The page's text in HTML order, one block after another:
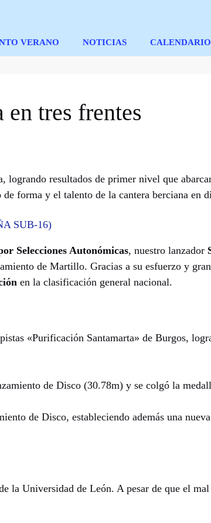
VERANO NOTICIAS CALENDARIO
tres frentes
logrando resultados de primer nivel que
forma y el talento de la cantera berciana en
SUB-16)
Selecciones Autonómicas, nuestro lanzador
de Martillo. Gracias a su esfuerzo y
en la clasificación general nacional.
«Purificación Santamarta» de Burgos,
de Disco (30.78m) y se colgó la
de Disco, estableciendo además una nueva
la Universidad de León. A pesar de que el